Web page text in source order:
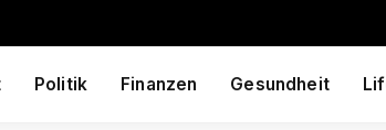
Politik Finanzen Gesundheit